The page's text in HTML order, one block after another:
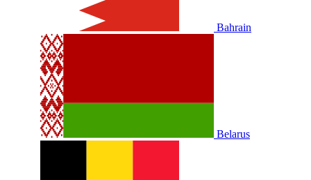
Bahrain
Belarus